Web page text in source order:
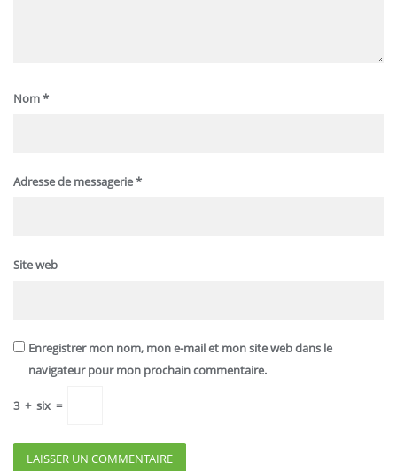
Nom*
Adresse de messagerie*
Site web
Enregistrer mon nom, mon e-mail et mon site web dans le
navigateur pour mon prochain commentaire.
3 + six =